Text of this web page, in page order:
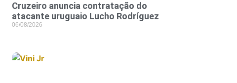
Cruzeiro anuncia contratação do
atacante uruguaio Lucho Rodríguez
06/08/2026